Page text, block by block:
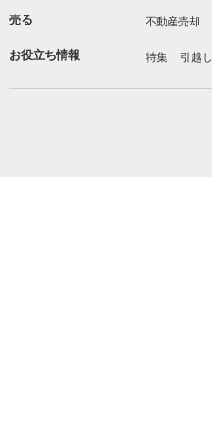
売る 不動産売却
お役立ち情報 特集 引越し